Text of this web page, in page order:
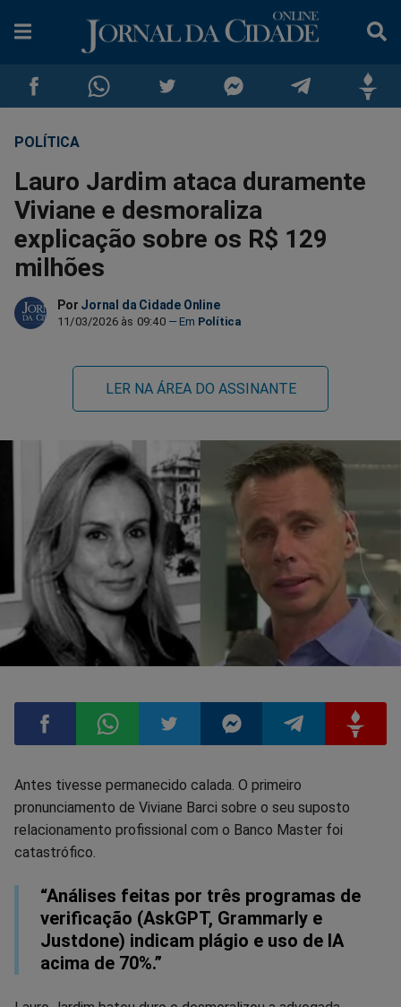
Compartilhar
no
Facebook
Compartilhar
no
Whatsapp
no
Twitter
no
Messenger
no
Telegram
no
POLÍTICA
Lauro Jardim ataca duramente
Viviane e desmoraliza
explicação sobre os R$ 129
milhões
Por Jornal da Cidade Online
11/03/2026 às 09:40 Política
LER NA ÁREA DO ASSINANTE
Compartilhar
no
Compartilhar
no
Compartilhar
no
Compartilhar
no
Compartilhar
no
Antes tivesse permanecido calada. O primeiro
pronunciamento de Viviane Barci sobre o seu suposto
relacionamento profissional com o Banco Master foi
catastrófico.
“Análises feitas por três programas de
verificação (AskGPT, Grammarly e
Justdone) indicam plágio e uso de IA
acima de 70%.”